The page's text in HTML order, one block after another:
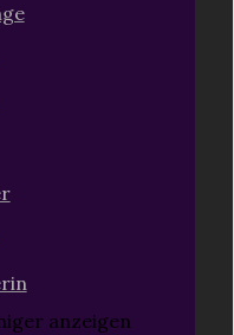
anzeigen